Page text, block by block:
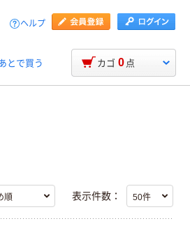
ヘルプ
とで買う カゴ 0 点
表示件数：